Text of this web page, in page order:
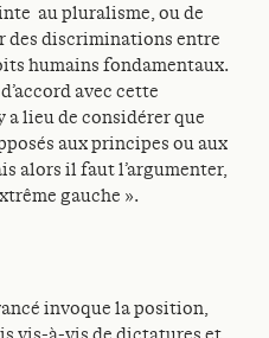
au pluralisme, ou de
des discriminations entre
humains fondamentaux.
avec cette
lieu de considérer que
aux principes ou aux
alors il faut l’argumenter,
gauche ».
invoque la position,